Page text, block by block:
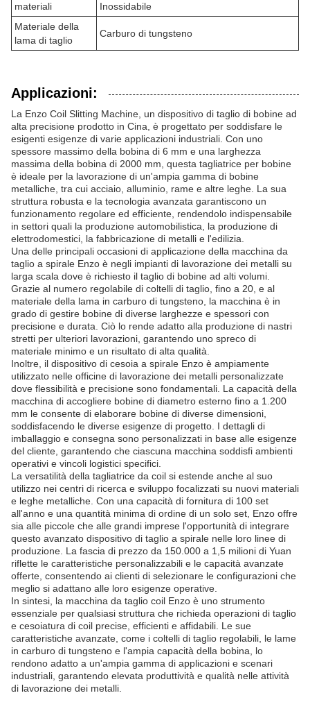
materiali
Inossidabile
Materiale della
lama di taglio
Carburo di tungsteno
Applicazioni:
La Enzo Coil Slitting Machine, un dispositivo di taglio di bobine ad
alta precisione prodotto in Cina, è progettato per soddisfare le
esigenti esigenze di varie applicazioni industriali. Con uno
spessore massimo della bobina di 6 mm e una larghezza
massima della bobina di 2000 mm, questa tagliatrice per bobine
è ideale per la lavorazione di un'ampia gamma di bobine
metalliche, tra cui acciaio, alluminio, rame e altre leghe. La sua
struttura robusta e la tecnologia avanzata garantiscono un
funzionamento regolare ed efficiente, rendendolo indispensabile
in settori quali la produzione automobilistica, la produzione di
elettrodomestici, la fabbricazione di metalli e l'edilizia.
Una delle principali occasioni di applicazione della macchina da
taglio a spirale Enzo è negli impianti di lavorazione dei metalli su
larga scala dove è richiesto il taglio di bobine ad alti volumi.
Grazie al numero regolabile di coltelli di taglio, fino a 20, e al
materiale della lama in carburo di tungsteno, la macchina è in
grado di gestire bobine di diverse larghezze e spessori con
precisione e durata. Ciò lo rende adatto alla produzione di nastri
stretti per ulteriori lavorazioni, garantendo uno spreco di
materiale minimo e un risultato di alta qualità.
Inoltre, il dispositivo di cesoia a spirale Enzo è ampiamente
utilizzato nelle officine di lavorazione dei metalli personalizzate
dove flessibilità e precisione sono fondamentali. La capacità della
macchina di accogliere bobine di diametro esterno fino a 1.200
mm le consente di elaborare bobine di diverse dimensioni,
soddisfacendo le diverse esigenze di progetto. I dettagli di
imballaggio e consegna sono personalizzati in base alle esigenze
del cliente, garantendo che ciascuna macchina soddisfi ambienti
operativi e vincoli logistici specifici.
La versatilità della tagliatrice da coil si estende anche al suo
utilizzo nei centri di ricerca e sviluppo focalizzati su nuovi materiali
e leghe metalliche. Con una capacità di fornitura di 100 set
all'anno e una quantità minima di ordine di un solo set, Enzo offre
sia alle piccole che alle grandi imprese l'opportunità di integrare
questo avanzato dispositivo di taglio a spirale nelle loro linee di
produzione. La fascia di prezzo da 150.000 a 1,5 milioni di Yuan
riflette le caratteristiche personalizzabili e le capacità avanzate
offerte, consentendo ai clienti di selezionare le configurazioni che
meglio si adattano alle loro esigenze operative.
In sintesi, la macchina da taglio coil Enzo è uno strumento
essenziale per qualsiasi struttura che richieda operazioni di taglio
e cesoiatura di coil precise, efficienti e affidabili. Le sue
caratteristiche avanzate, come i coltelli di taglio regolabili, le lame
in carburo di tungsteno e l'ampia capacità della bobina, lo
rendono adatto a un'ampia gamma di applicazioni e scenari
industriali, garantendo elevata produttività e qualità nelle attività
di lavorazione dei metalli.